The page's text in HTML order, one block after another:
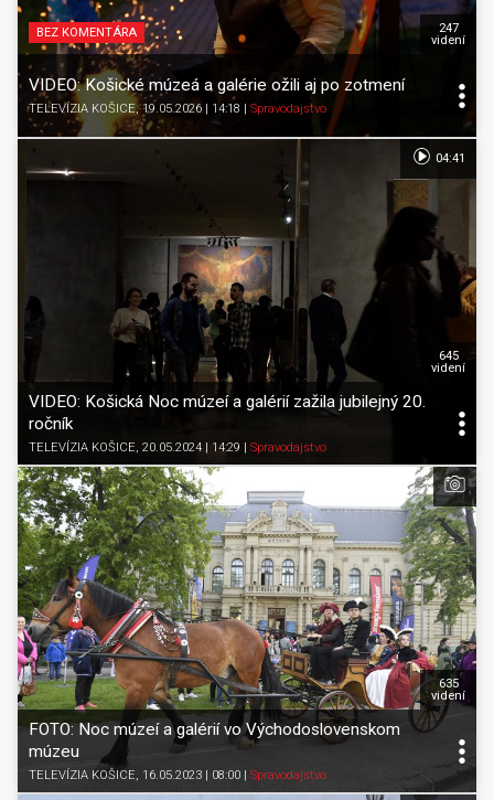
BEZ KOMENTÁRA
VIDEO: Košické múzeá a galérie ožili aj po zotmení
TELEVÍZIA KOŠICE, 19.05.2026 | 14:18 Spravodajstvo
247
videní
VIDEO: Košická Noc múzeí a galérií zažila jubilejný 20.
ročník
TELEVÍZIA KOŠICE, 20.05.2024 | 14:29 Spravodajstvo
645
videní
04:41
FOTO: Noc múzeí a galérií vo Východoslovenskom
múzeu
TELEVÍZIA KOŠICE, 16.05.2023 | 08:00 Spravodajstvo
635
videní